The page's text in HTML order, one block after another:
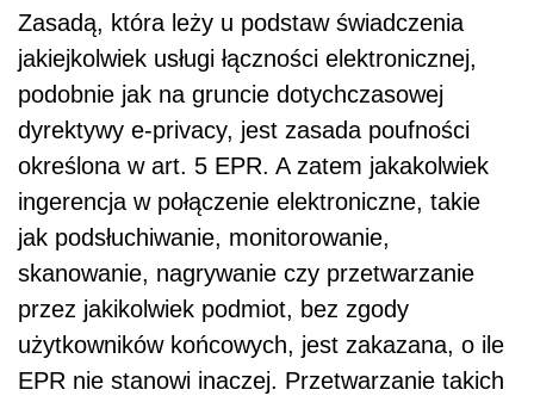
Zasadą, która leży u podstaw świadczenia
jakiejkolwiek usługi łączności elektronicznej,
podobnie jak na gruncie dotychczasowej
dyrektywy e-privacy, jest zasada poufności
określona w art. 5 EPR. A zatem jakakolwiek
ingerencja w połączenie elektroniczne, takie
jak podsłuchiwanie, monitorowanie,
skanowanie, nagrywanie czy przetwarzanie
przez jakikolwiek podmiot, bez zgody
użytkowników końcowych, jest zakazana, o ile
EPR nie stanowi inaczej. Przetwarzanie takich